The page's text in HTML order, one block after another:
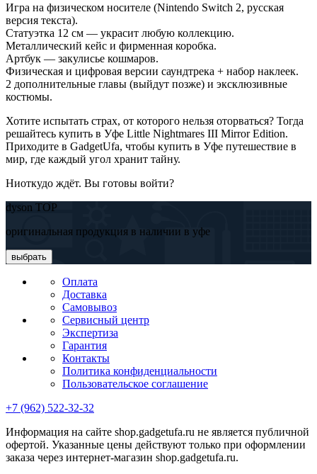
Игра на физическом носителе (Nintendo Switch 2, русская
версия текста).
Статуэтка 12 см — украсит любую коллекцию.
Металлический кейс и фирменная коробка.
Артбук — закулисье кошмаров.
Физическая и цифровая версии саундтрека + набор наклеек.
2 дополнительные главы (выйдут позже) и эксклюзивные
костюмы.
Хотите испытать страх, от которого нельзя оторваться? Тогда
решайтесь купить в Уфе Little Nightmares III Mirror Edition.
Приходите в GadgetUfa, чтобы купить в Уфе путешествие в
мир, где каждый угол хранит тайну.
Ниоткудо ждёт. Вы готовы войти?
dyson TOP
оригинальная продукция в наличии в уфе
выбрать
Оплата
Доставка
Самовывоз
Сервисный центр
Экспертиза
Гарантия
Контакты
Политика конфиденциальности
Пользовательское соглашение
+7 (962) 522-32-32
Информация на сайте shop.gadgetufa.ru не является публичной
офертой. Указанные цены действуют только при оформлении
заказа через интернет-магазин shop.gadgetufa.ru.